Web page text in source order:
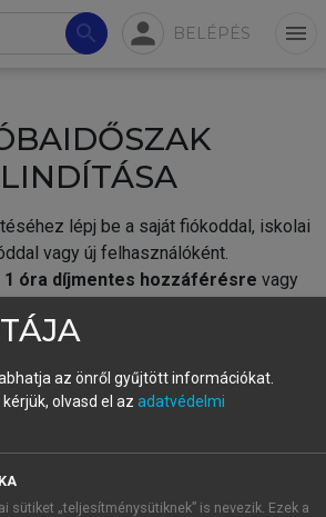
search person BELÉPÉS menu
lépj be a saját fiókoddal, iskolai
vagy új felhasználóként.
1 óra díjmentes hozzáférésre vagy
vagy hozz létre új fiókot.
próbaidőszakautomatikusan
FIÓKKAL
az önről gyűjtött információkat.
olvasd el az adatvédelmi
sütiket „teljesítménysütiknek” is nevezik. Ezek a